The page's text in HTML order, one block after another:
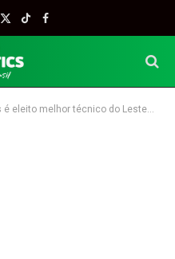
X
TikTokFacebook
melhor técnico do Leste em fevereiro